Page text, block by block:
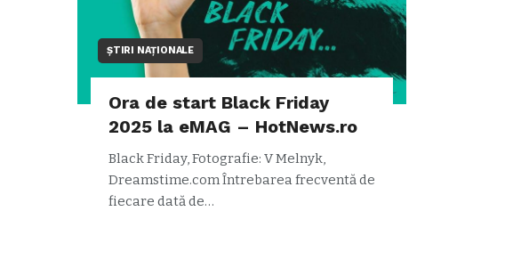
ȘTIRI NAȚIONALE
Ora de start Black Friday
2025 la eMAG – HotNews.ro
Black Friday, Fotografie: V Melnyk,
Dreamstime.com Întrebarea frecventă de
fiecare dată de…